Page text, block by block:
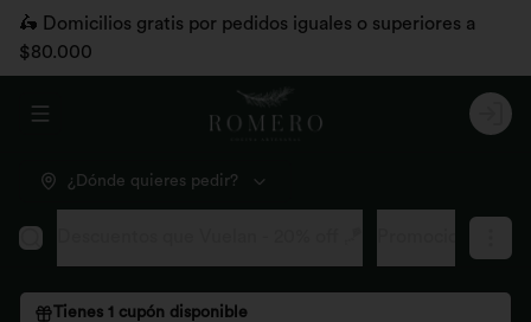
🛵 Domicilios gratis por pedidos iguales o superiores a
$80.000
Abrir menu de navegación Login
¿Dónde quieres pedir?
Tienes 1 cupón disponible